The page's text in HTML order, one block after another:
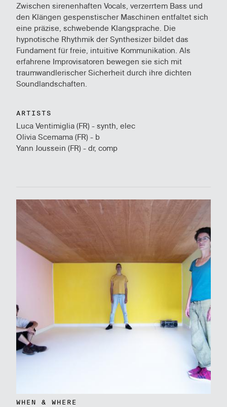
Zwischen sirenenhaften Vocals, verzerrtem Bass und
den Klängen gespenstischer Maschinen entfaltet sich
eine präzise, schwebende Klangsprache. Die
hypnotische Rhythmik der Synthesizer bildet das
Fundament für freie, intuitive Kommunikation. Als
erfahrene Improvisatoren bewegen sie sich mit
traumwandlerischer Sicherheit durch ihre dichten
Soundlandschaften.
ARTISTS
Luca Ventimiglia (FR) - synth, elec
Olivia Scemama (FR) - b
Yann Joussein (FR) - dr, comp
WHEN & WHERE